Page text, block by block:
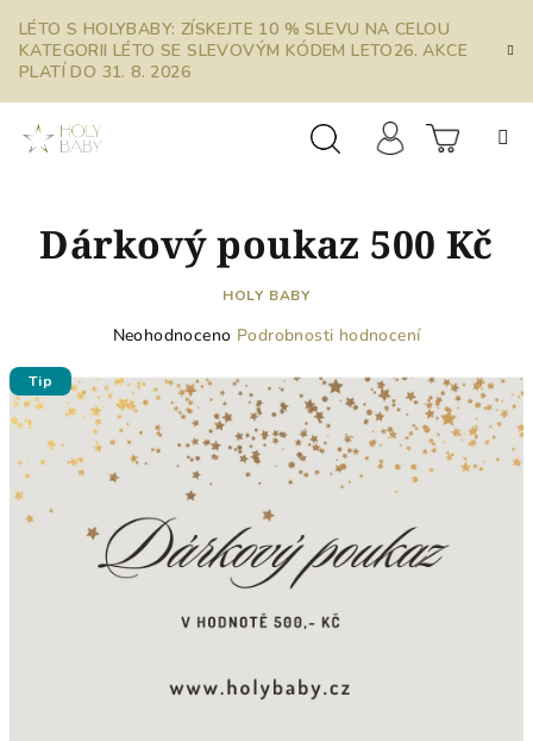
obsah
LÉTO S HOLYBABY: ZÍSKEJTE 10 % SLEVU NA CELOU
KATEGORII LÉTO SE SLEVOVÝM KÓDEM LETO26. AKCE
PLATÍ DO 31. 8. 2026
košík
Dárkový poukaz 500 Kč
HOLY BABY
Průměrné
produktu
je
0,0
z
5
hvězdiček.
Neohodnoceno Podrobnosti hodnocení
Tip